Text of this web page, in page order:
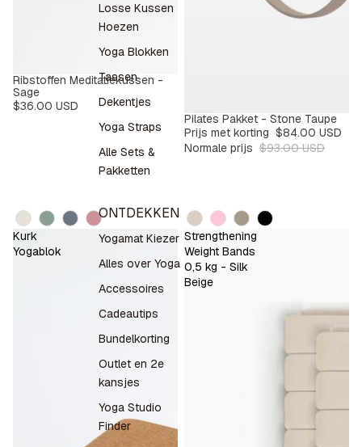
Losse Kussen
Hoezen
Yoga Blokken
Tassen
Dekentjes
Yoga Straps
Alle Sets &
Pakketten
ONTDEKKEN
Yogamat Kiezer
Alles over Yoga
Accessoires
Cadeautips
Bundelkorting
Outlet en 2e
kansjes
Yoga Studio
Finder
Ribstoffen Meditatiekussen -
Sage
$36.00 USD
Kleur
SALE
-9%
Pilates Pakket - Stone Taupe
Prijs met korting $84.00 USD
Normale prijs $93.00 USD
Kleur
Kurk
Yogablok
Strengthening
Weight Bands
0,5 kg - Silk
Beige